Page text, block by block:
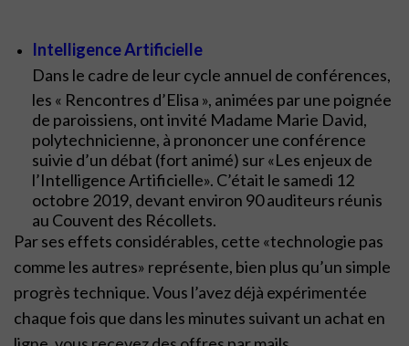
Intelligence Artificielle
Dans le cadre de leur cycle annuel de conférences,
les « Rencontres d’Elisa », animées par une poignée
de paroissiens, ont invité Madame Marie David,
polytechnicienne, à prononcer une conférence
suivie d’un débat (fort animé) sur «Les enjeux de
l’Intelligence Artificielle». C’était le samedi 12
octobre 2019, devant environ 90 auditeurs réunis
au Couvent des Récollets.
Par ses effets considérables, cette «technologie pas
comme les autres» représente, bien plus qu’un simple
progrès technique. Vous l’avez déjà expérimentée
chaque fois que dans les minutes suivant un achat en